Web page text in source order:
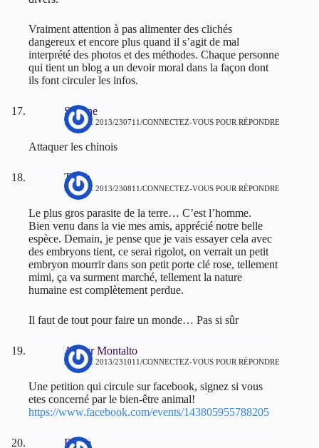
Vraiment attention à pas alimenter des clichés
dangereux et encore plus quand il s’agit de mal
interprété des photos et des méthodes. Chaque personne
qui tient un blog a un devoir moral dans la façon dont
ils font circuler les infos.
Stalone
7 AVRIL 2013/230711 CONNECTEZ-VOUS POUR RÉPONDRE
Attaquer les chinois
Tintin
9 AVRIL 2013/230811 CONNECTEZ-VOUS POUR RÉPONDRE
Le plus gros parasite de la terre… C’est l’homme.
Bien venu dans la vie mes amis, apprécié notre belle
espèce. Demain, je pense que je vais essayer cela avec
des embryons tient, ce serai rigolot, on verrait un petit
embryon mourrir dans son petit porte clé rose, tellement
mimi, ça va surment marché, tellement la nature
humaine est complètement perdue.
Il faut de tout pour faire un monde… Pas si sûr
Arthur Montalto
9 AVRIL 2013/231011 CONNECTEZ-VOUS POUR RÉPONDRE
Une petition qui circule sur facebook, signez si vous
etes concerné par le bien-être animal!
https://www.facebook.com/events/143805955788205
Dulce